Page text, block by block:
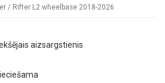
/ Rifter L2 wheelbase 2018-2026
aizsargstienis